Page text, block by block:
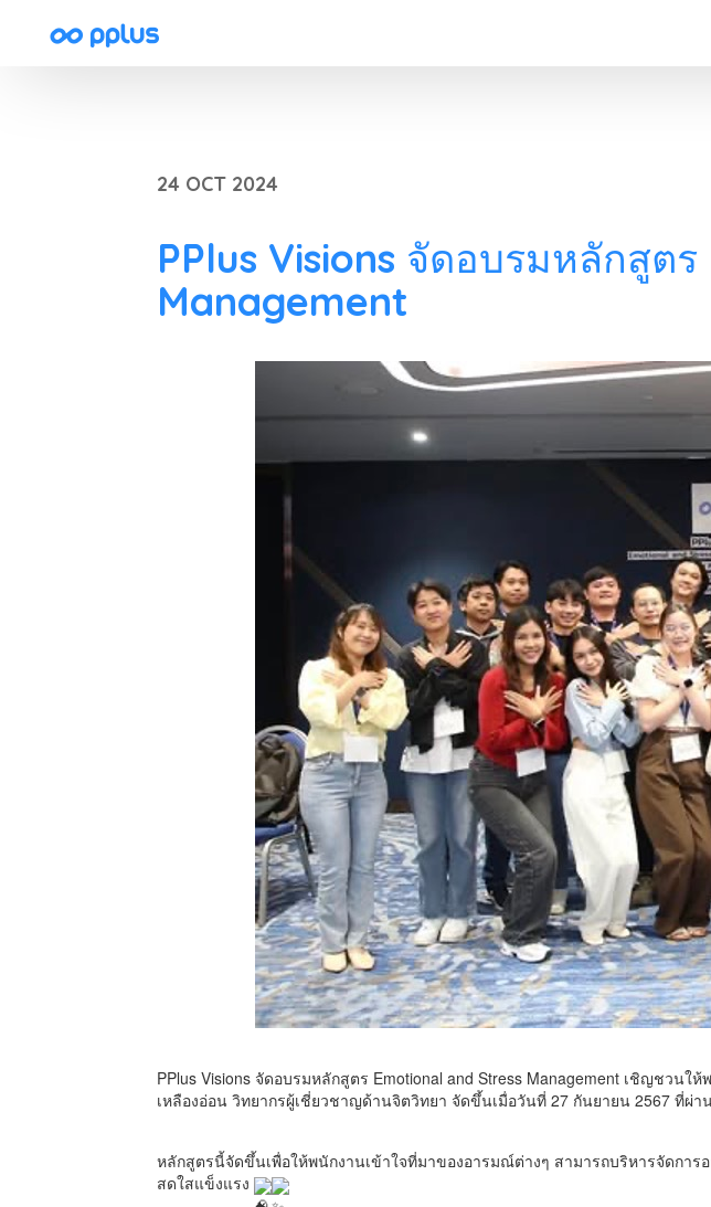
24 OCT 2024
PPlus Visions จัดอบรมหลักสูต
Management
PPlus Visions จัดอบรมหลักสูตร Emotional and Stress Management เชิญชว
เหลืองอ่อน วิทยากรผู้เชี่ยวชาญด้านจิตวิทยา จัดขึ้นเมื่อวันที่ 27 กันยายน 2567 ที่ผ่
หลักสูตรนี้จัดขึ้นเพื่อให้พนักงานเข้าใจที่มาของอารมณ์ต่างๆ สามารถบริหารจัดกา
สดใสแข็งแรง